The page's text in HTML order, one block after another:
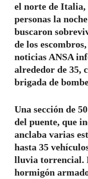
el norte de Italia,
personas la
buscaron
de los
noticias ANSA
alrededor de 35,
brigada de
Una sección de
del puente, que
anclaba varias
hasta 35
lluvia torrencial.
hormigón